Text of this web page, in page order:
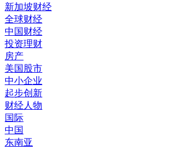
新加坡财经
全球财经
中国财经
投资理财
房产
美国股市
中小企业
起步创新
财经人物
国际
中国
东南亚